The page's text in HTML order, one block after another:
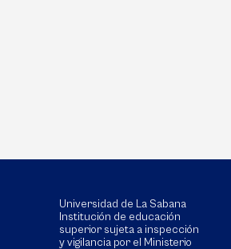
Universidad de La Sabana
Institución de educación
superior sujeta a inspección
y vigilancia por el Ministerio